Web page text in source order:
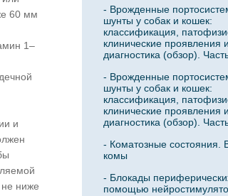
60 мм
1–
и
ниже
- Врожденные
шунты у собак и кошек:
классификация,
клинические проявления и
диагностика (обзор).
- Врожденные
шунты у собак и кошек:
классификация,
клинические проявления и
диагностика (обзор).
- Коматозные состояния.
комы
- Блокады
помощью